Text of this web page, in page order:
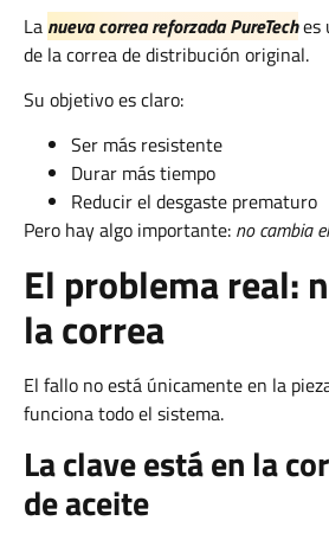
La nueva correa reforzada PureTeches
de la correa de distribución original.
Su objetivo es claro:
Ser más resistente
Durar más tiempo
Reducir el desgaste prematuro
Pero hay algo importante: no cambia
El problema real:
la correa
El fallo no está únicamente en la
funciona todo el sistema.
La clave está en la
de aceite